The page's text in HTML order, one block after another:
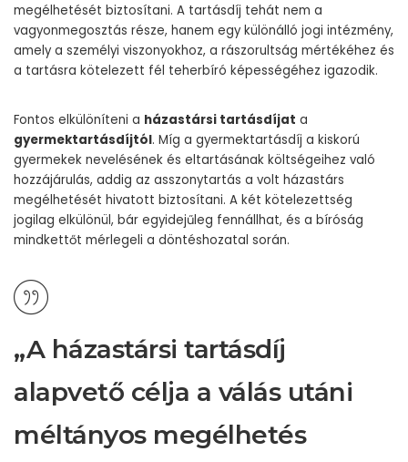
megélhetését biztosítani. A tartásdíj tehát nem a
vagyonmegosztás része, hanem egy különálló jogi intézmény,
amely a személyi viszonyokhoz, a rászorultság mértékéhez és
a tartásra kötelezett fél teherbíró képességéhez igazodik.
Fontos elkülöníteni a házastársi tartásdíjat a
gyermektartásdíjtól. Míg a gyermektartásdíj a kiskorú
gyermekek nevelésének és eltartásának költségeihez való
hozzájárulás, addig az asszonytartás a volt házastárs
megélhetését hivatott biztosítani. A két kötelezettség
jogilag elkülönül, bár egyidejűleg fennállhat, és a bíróság
mindkettőt mérlegeli a döntéshozatal során.
„A házastársi tartásdíj
alapvető célja a válás utáni
méltányos megélhetés